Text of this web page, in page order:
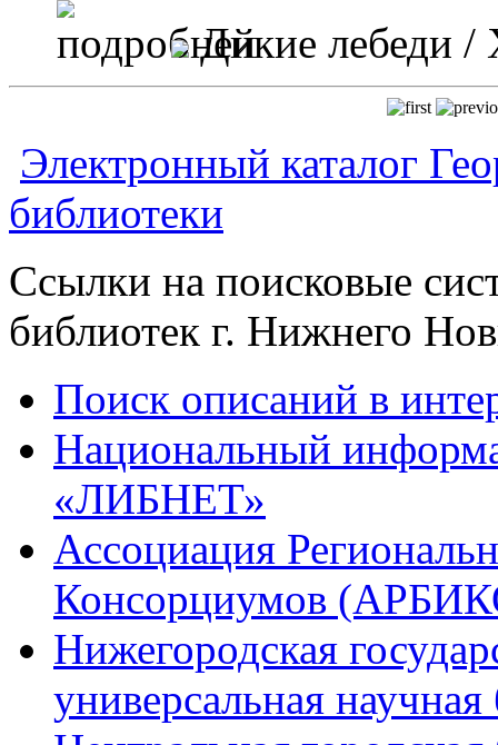
Дикие лебеди /
Электронный каталог
библиотеки
Ссылки на поисковые
библиотек г. Нижнего
Поиск описаний в
Национальный
«ЛИБНЕТ»
Ассоциация
Консорциумов
Нижегородская
универсальная научная